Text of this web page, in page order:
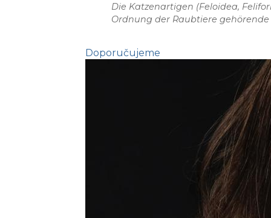
Die Katzenartigen (Feloidea,
Ordnung der Raubtiere
Doporučujeme